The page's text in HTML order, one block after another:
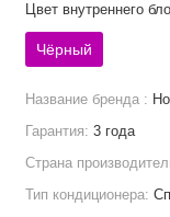
Цвет внутреннего
Чёрный
Название бренда :
Гарантия:3 года
Страна
Тип кондиционера: